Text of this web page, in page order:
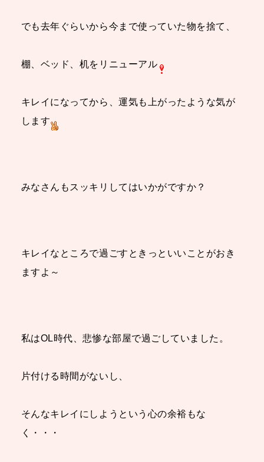
でも去年ぐらいから今まで使っていた物を捨て、
棚、 ベッド 、机をリニューアル
キレイになってから、運気も上がったような気が
します
みなさんもスッキリしてはいかがですか？
キレイなところで過ごすときっといいことがおき
ますよ～
私はOL時代、悲惨な部屋で過ごしていました。
片付ける時間がないし、
そんなキレイにしようという心の余裕もな
く・・・